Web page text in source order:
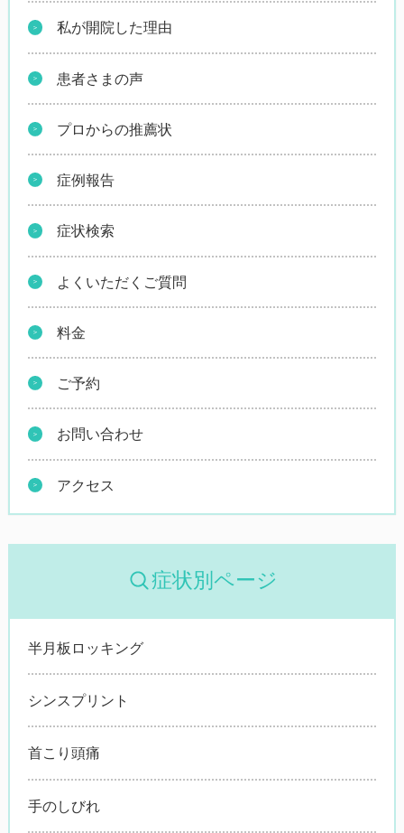
私が開院した理由
患者さまの声
プロからの推薦状
症例報告
症状検索
よくいただくご質問
料金
ご予約
お問い合わせ
アクセス
症状別ページ
半月板ロッキング
シンスプリント
首こり頭痛
手のしびれ